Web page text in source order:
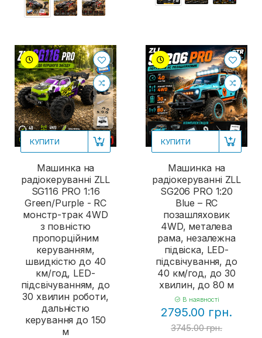
КУПИТИ
Машинка на
радіокеруванні ZLL
SG116 PRO 1:16
Green/Purple - RC
монстр-трак 4WD
з повністю
пропорційним
керуванням,
швидкістю до 40
км/год, LED-
підсвічуванням, до
30 хвилин роботи,
дальністю
керування до 150
м
КУПИТИ
Машинка на
радіокеруванні ZLL
SG206 PRO 1:20
Blue – RC
позашляховик
4WD, металева
рама, незалежна
підвіска, LED-
підсвічування, до
40 км/год, до 30
хвилин, до 80 м
В наявності
2795.00 грн.
3745.00 грн.